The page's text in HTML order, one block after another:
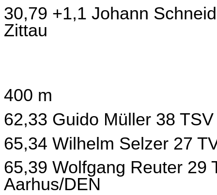
30,79 +1,1 Johann
Zittau
400 m
62,33 Guido Müller 38
65,34 Wilhelm Selzer 27
65,39 Wolfgang Reuter 29
Aarhus/DEN